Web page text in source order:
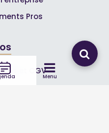
Menu
Pros
et CGV